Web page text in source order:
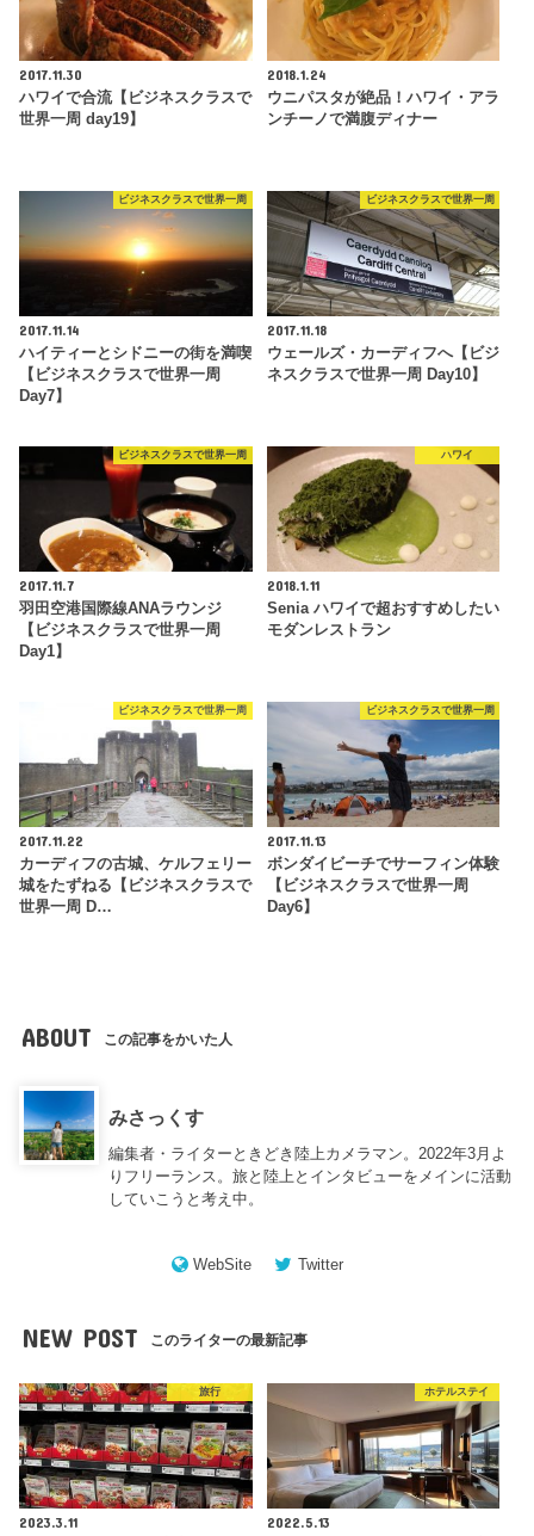
2017.11.30
ハワイで合流【ビジネスクラスで
世界一周 day19】
2018.1.24
ウニパスタが絶品！ハワイ・アラ
ンチーノで満腹ディナー
ビジネスクラスで世界一周
2017.11.14
ハイティーとシドニーの街を満喫
【ビジネスクラスで世界一周
Day7】
ビジネスクラスで世界一周
2017.11.18
ウェールズ・カーディフへ【ビジ
ネスクラスで世界一周 Day10】
ビジネスクラスで世界一周
2017.11.7
羽田空港国際線ANAラウンジ
【ビジネスクラスで世界一周
Day1】
ハワイ
2018.1.11
Senia ハワイで超おすすめしたい
モダンレストラン
ビジネスクラスで世界一周
2017.11.22
カーディフの古城、ケルフェリー
城をたずねる【ビジネスクラスで
世界一周 D…
ビジネスクラスで世界一周
2017.11.13
ボンダイビーチでサーフィン体験
【ビジネスクラスで世界一周
Day6】
ABOUT この記事をかいた人
みさっくす
編集者・ライターときどき陸上カメラマン。2022年3月よ
りフリーランス。旅と陸上とインタビューをメインに活動
していこうと考え中。
WebSite Twitter
NEW POST このライターの最新記事
旅行
2023.3.11
ホテルステイ
2022.5.13